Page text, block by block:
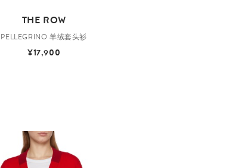
THE ROW
PELLEGRINO 羊绒套头衫
¥17,900